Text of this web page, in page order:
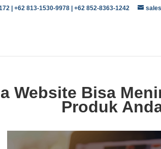
| +62 813-1530-9978 | +62 852-8363-1242
Website Bisa
Produk